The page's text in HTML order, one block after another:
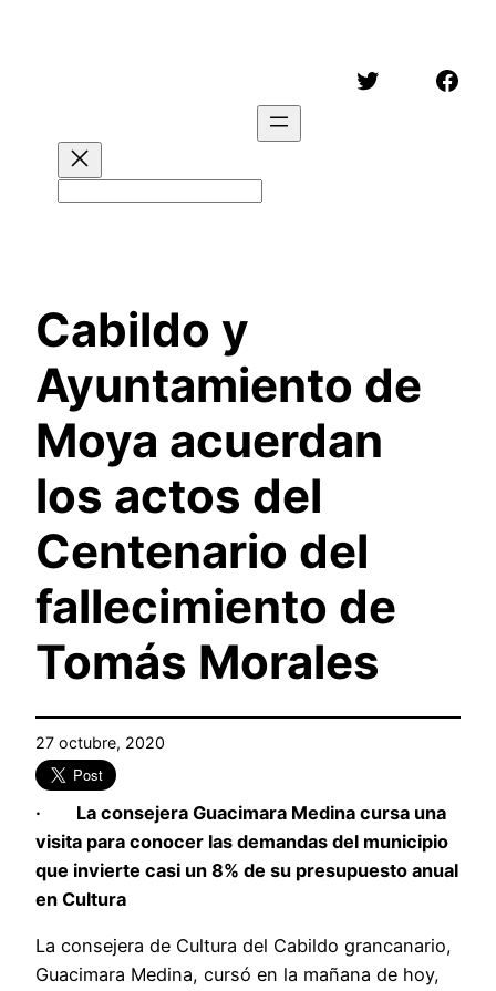
Twitter
Cabildo y
Ayuntamiento de
Moya acuerdan
los actos del
Centenario del
fallecimiento de
Tomás Morales
27 octubre, 2020
· La consejera Guacimara Medina cursa una
visita para conocer las demandas del municipio
que invierte casi un 8% de su presupuesto anual
en Cultura
La consejera de Cultura del Cabildo grancanario,
Guacimara Medina, cursó en la mañana de hoy,